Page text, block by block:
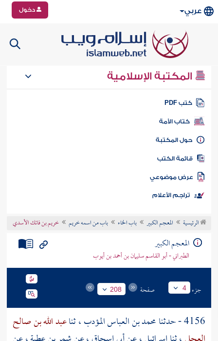
عربي دخول
المكتبة الإسلامية
كتب PDF
كتاب الأمة
المكتبة
الكتب
موضوعي
تراجم الأعلام
الرئيسية المعجم الكبير باب الخاء باب من اسمه خريم خريم بن فاتك الأسدي
المعجم الكبير
الطبراني - أبو القاسم سليمان بن أحمد بن أيوب
جزء 4 صفحة 208
4156 - حدثنا محمد بن العباس المؤدب، ثناعبد الله بن صالح